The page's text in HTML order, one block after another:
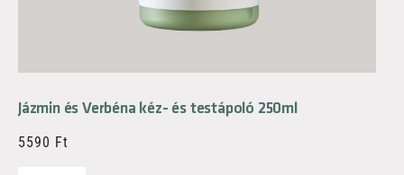
Jázmin és Verbéna kéz- és testápoló 250ml
5590 Ft